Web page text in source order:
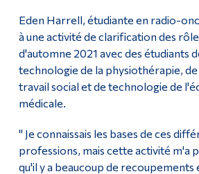
Eden Harrell, étudiante en radio-
à une activité de clarification des
d'automne 2021 avec des étudiants
technologie de la physiothérapie, de
travail social et de technologie de
médicale.
" Je connaissais les bases de ces
professions, mais cette activité m'a
qu'il y a beaucoup de recoupements